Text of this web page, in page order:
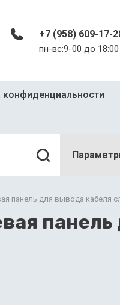
+7 (958) 609-17-
пн-вс:9-00 до 18:00
конфиденциальности
панель для вывода кабеля